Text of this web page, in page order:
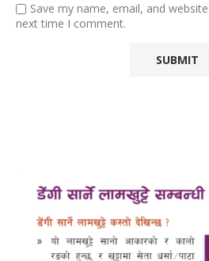
Save my name, email, and
next time I comment.